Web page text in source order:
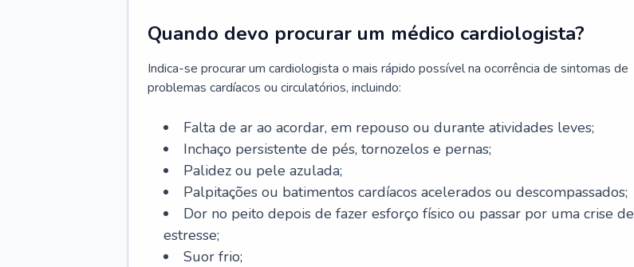
Quando devo procurar um médico cardiologista?
Indica-se procurar um cardiologista o mais rápido possível na ocorrência de sintomas de
problemas cardíacos ou circulatórios, incluindo:
Falta de ar ao acordar, em repouso ou durante atividades leves;
Inchaço persistente de pés, tornozelos e pernas;
Palidez ou pele azulada;
Palpitações ou batimentos cardíacos acelerados ou descompassados;
Dor no peito depois de fazer esforço físico ou passar por uma crise de
estresse;
Suor frio;